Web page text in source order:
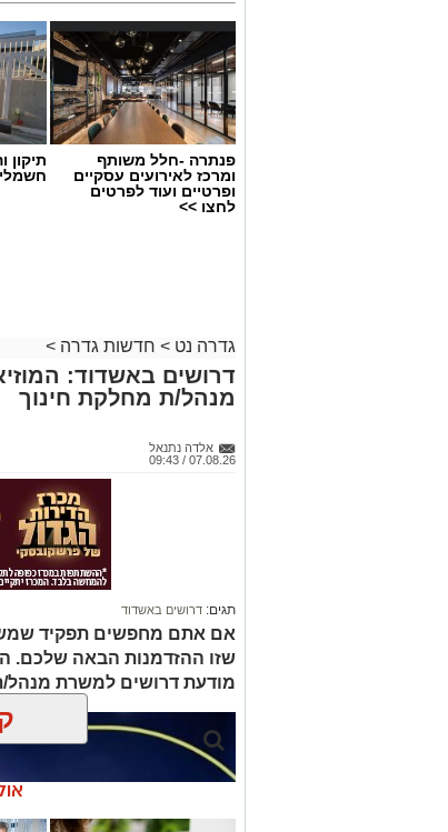
פנתרה -חלל משותף
ומרכז לאירועים עסקיים
ופרטיים ועוד לפרטים
לחצו >>
תיקון
גדרה נט > חדשות גדרה >
דרושים באשדוד:
מנהל/ת מחלקת חינוך
אלדה נתנאל
07.08.26 / 09:43
תגים: דרושים באשדוד
אם אתם מחפשים תפקיד שמשלב
שזו ההזדמנות הבאה שלכם.
מודעת דרושים למשרת